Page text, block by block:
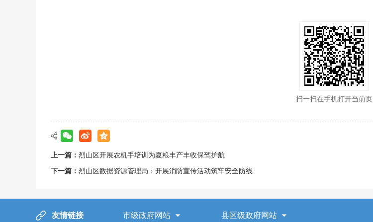
扫一扫在手机打开当前页
上一篇： 烈山区开展农机手培训为夏粮丰产丰收保驾护航
下一篇： 烈山区数据资源管理局：开展消防宣传活动筑牢安全防线
友情链接 市级政府网站 县区级政府网站